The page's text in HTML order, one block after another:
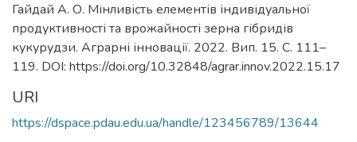
Гайдай А. О. Мінливість елементів індивідуальної
продуктивності та врожайності зерна гібридів
кукурудзи. Аграрні інновації. 2022. Вип. 15. С. 111–
119. DOI: https://doi.org/10.32848/agrar.innov.2022.15.17
URI
https://dspace.pdau.edu.ua/handle/123456789/13644